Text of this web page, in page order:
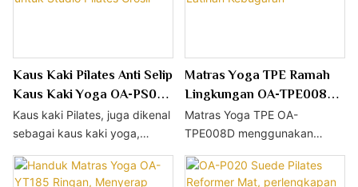
Kaus Kaki Pilates Anti Selip
Kaus Kaki Yoga OA-PS08
Kaus Kaki Bernapas Anti
Selip untuk Studio Pilates
Grosir
Kaus kaki Pilates, juga dikenal
sebagai kaus kaki yoga,
selip premium di bagian sol.
Matras Yoga TPE Ramah
Lingkungan OA-TPE008D
Dua Sisi Anti Selip untuk
Latihan Kebugaran
Matras Yoga TPE OA-
TPE008D menggunakan
dua lapis, tidak berbau, tidak